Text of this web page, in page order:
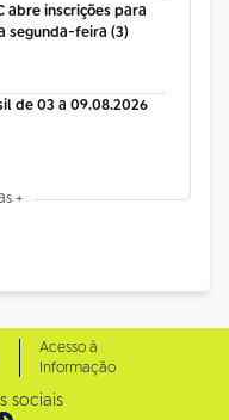
abre inscrições para
segunda-feira (3)
de 03 a 09.08.2026
+
Acesso à
Informação
sociais